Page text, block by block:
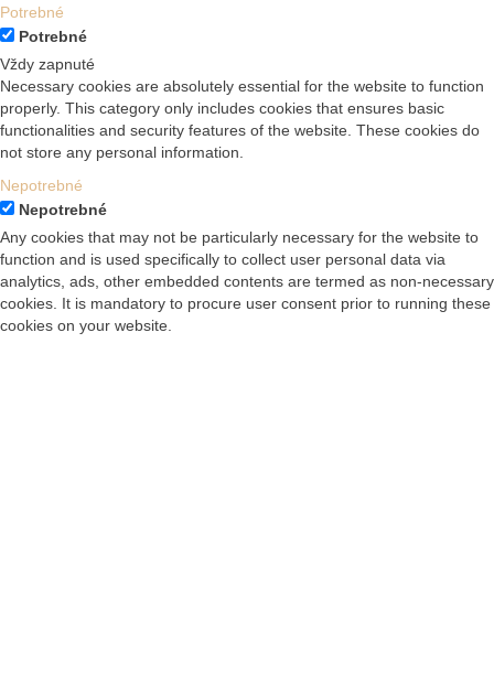
Potrebné
Potrebné
Vždy zapnuté
Necessary cookies are absolutely essential for the website to function
properly. This category only includes cookies that ensures basic
functionalities and security features of the website. These cookies do
not store any personal information.
Nepotrebné
Nepotrebné
Any cookies that may not be particularly necessary for the website to
function and is used specifically to collect user personal data via
analytics, ads, other embedded contents are termed as non-necessary
cookies. It is mandatory to procure user consent prior to running these
cookies on your website.